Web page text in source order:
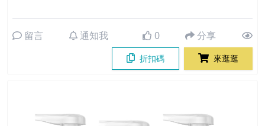
留言 通知我 0 分享
折扣碼 來逛逛